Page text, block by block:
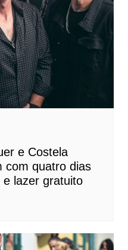
e Costela
com quatro dias
lazer gratuito